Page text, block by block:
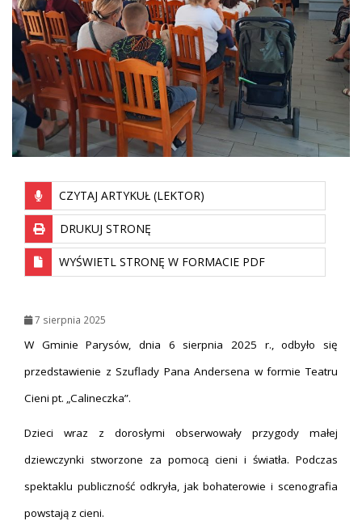
CZYTAJ ARTYKUŁ (LEKTOR)
DRUKUJ STRONĘ
WYŚWIETL STRONĘ W FORMACIE PDF
7 sierpnia 2025
W Gminie Parysów, dnia 6 sierpnia 2025 r., odbyło się
przedstawienie z Szuflady Pana Andersena w formie Teatru
Cieni pt. „Calineczka”.
Dzieci wraz z dorosłymi obserwowały przygody małej
dziewczynki stworzone za pomocą cieni i światła. Podczas
spektaklu publiczność odkryła, jak bohaterowie i scenografia
powstają z cieni.